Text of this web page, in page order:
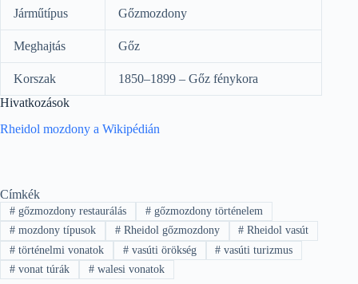
Járműtípus Gőzmozdony
Meghajtás Gőz
Korszak
1850–1899 – Gőz fénykora
Hivatkozások
Rheidol mozdony a Wikipédián
Címkék
#gőzmozdony restaurálás #gőzmozdony történelem
#mozdony típusok #Rheidol gőzmozdony # Rheidol vasút
#történelmi vonatok #vasúti örökség # vasúti turizmus
#vonat túrák #walesi vonatok